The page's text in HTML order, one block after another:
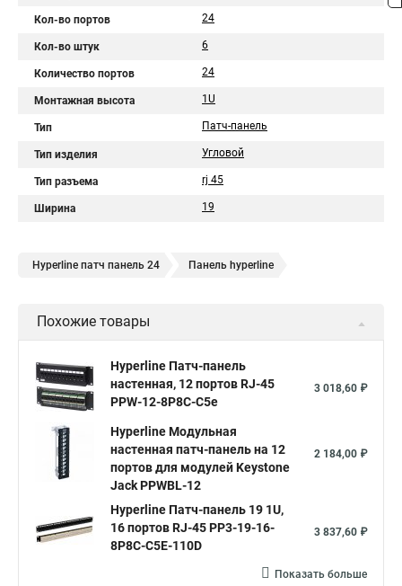
Кол-во портов 24
Кол-во штук 6
Количество портов 24
Монтажная высота 1U
Тип Патч-панель
Тип изделия Угловой
Тип разъема rj 45
Ширина 19
Hyperline патч панель 24 Панель hyperline
Похожие товары
Hyperline Патч-панель
настенная, 12 портов RJ-45
PPW-12-8P8C-C5e
3 018,60 ₽
Hyperline Модульная
настенная патч-панель на 12
портов для модулей Keystone
Jack PPWBL-12
2 184,00 ₽
Hyperline Патч-панель 19 1U,
16 портов RJ-45 PP3-19-16-
8P8C-C5E-110D
3 837,60 ₽
Показать больше